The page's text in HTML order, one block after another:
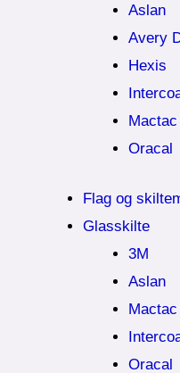
Aslan
Avery
Hexis
Mactac
Oracal
Flag og
Glasskilte
3M
Aslan
Mactac
Oracal